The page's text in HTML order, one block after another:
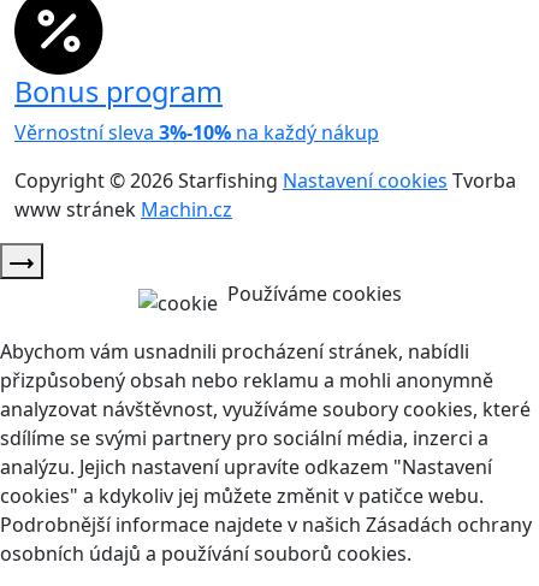
Bonus program
Věrnostní sleva 3%-10% na každý nákup
Copyright © 2026 Starfishing Nastavení cookies Tvorba
www stránek Machin.cz
Používáme cookies
Abychom vám usnadnili procházení stránek, nabídli
přizpůsobený obsah nebo reklamu a mohli anonymně
analyzovat návštěvnost, využíváme soubory cookies, které
sdílíme se svými partnery pro sociální média, inzerci a
analýzu. Jejich nastavení upravíte odkazem "Nastavení
cookies" a kdykoliv jej můžete změnit v patičce webu.
Podrobnější informace najdete v našich Zásadách ochrany
osobních údajů a používání souborů cookies.